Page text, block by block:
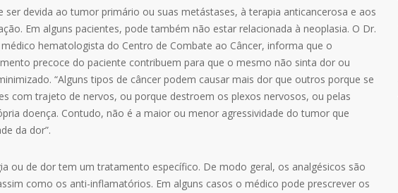
ser devida ao tumor primário ou suas metástases, à terapia anticancerosa e aos
Em alguns pacientes, pode também não estar relacionada à neoplasia. O Dr.
hematologista do Centro de Combate ao Câncer, informa que o
precoce do paciente contribuem para que o mesmo não sinta dor ou
“Alguns tipos de câncer podem causar mais dor que outros porque se
com trajeto de nervos, ou porque destroem os plexos nervosos, ou pelas
doença. Contudo, não é a maior ou menor agressividade do tumor que
da dor”.
ou de dor tem um tratamento específico. De modo geral, os analgésicos são
como os anti-inflamatórios. Em alguns casos o médico pode prescrever os